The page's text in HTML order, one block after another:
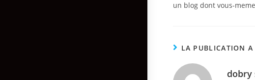
un blog dont vous-
LA PUBLICATION
dobry